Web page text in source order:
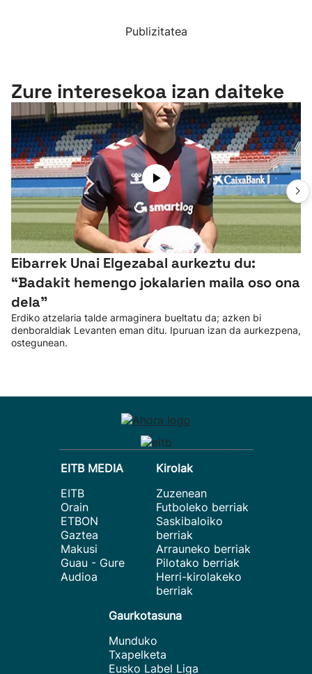
Publizitatea
Zure interesekoa izan daiteke
Eibarrek Unai Elgezabal aurkeztu du:
“Badakit hemengo jokalarien maila oso ona
dela”
Erdiko atzelaria talde armaginera bueltatu da; azken bi
denboraldiak Levanten eman ditu. Ipuruan izan da aurkezpena,
ostegunean.
EITB MEDIA
EITB
Orain
ETBON
Gaztea
Makusi
Guau - Gure
Audioa
Kirolak
Zuzenean
Futboleko berriak
Saskibaloiko
berriak
Arrauneko berriak
Pilotako berriak
Herri-kirolakeko
berriak
Gaurkotasuna
Munduko
Txapelketa
Eusko Label Liga